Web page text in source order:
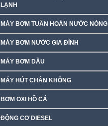
LẠNH
MÁY BƠM TUẦN HOÀN NƯỚC NÓNG
MÁY BƠM NƯỚC GIA ĐÌNH
MÁY BƠM DẦU
MÁY HÚT CHÂN KHÔNG
BƠM OXI HỒ CÁ
ĐỘNG CƠ DIESEL